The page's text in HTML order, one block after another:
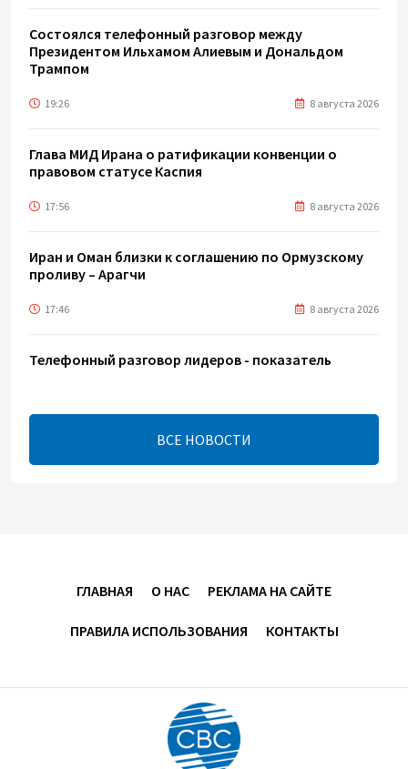
Состоялся телефонный разговор между
Президентом Ильхамом Алиевым и Дональдом
Трампом
19:26 8 августа 2026
Глава МИД Ирана о ратификации конвенции о
правовом статусе Каспия
17:56 8 августа 2026
Иран и Оман близки к соглашению по Ормузскому
проливу – Арагчи
17:46 8 августа 2026
Телефонный разговор лидеров - показатель
В минобороны Азербайджана прошло собрание
военных атташе в зарубежных странах (ФОТО)
8 августа 2026
МИД Франции выступил с заявлением по случаю
годовщины Вашингтонского саммита
ВСЕ НОВОСТИ
ГЛАВНАЯ О НАС РЕКЛАМА НА САЙТЕ
ПРАВИЛА ИСПОЛЬЗОВАНИЯ КОНТАКТЫ